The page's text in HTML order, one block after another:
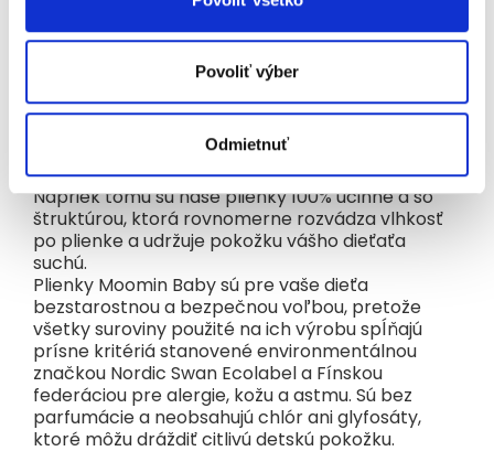
Povoliť výber
Odmietnuť
používame, je plne overený, bezpečný
a alergicky testovaný materiál, ktorý sa
v detských plienkach používa už viac ako 20
rokov. Neustále sa snažíme vyvíjať naše plienky
tak, aby boli čo najšetrnejšie k životnému
prostrediu, preto používame výrazne menej
superabsorbentov ako iné popredné značky.
Napriek tomu sú naše plienky 100% účinné a so
štruktúrou, ktorá rovnomerne rozvádza vlhkosť
po plienke a udržuje pokožku vášho dieťaťa
suchú.
Plienky Moomin Baby sú pre vaše dieťa
bezstarostnou a bezpečnou voľbou, pretože
všetky suroviny použité na ich výrobu spĺňajú
prísne kritériá stanovené environmentálnou
značkou Nordic Swan Ecolabel a Fínskou
federáciou pre alergie, kožu a astmu. Sú bez
parfumácie a neobsahujú chlór ani glyfosáty,
ktoré môžu dráždiť citlivú detskú pokožku.